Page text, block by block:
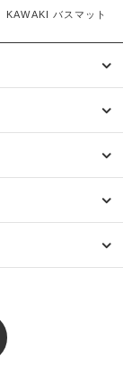
KAWAKI バスマット